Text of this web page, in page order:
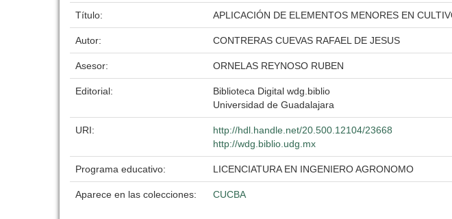
Título: APLICACIÓN DE ELEMENTOS MENORES EN
Autor: CONTRERAS CUEVAS RAFAEL DE JESUS
Asesor: ORNELAS REYNOSO RUBEN
Editorial:
Biblioteca Digital wdg.biblio
Universidad de Guadalajara
URI:
http://hdl.handle.net/20.500.12104/23668
http://wdg.biblio.udg.mx
Programa educativo: LICENCIATURA EN INGENIERO AGRONOMO
Aparece en las colecciones: CUCBA